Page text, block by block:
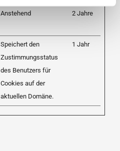
Anstehend 2 Jahre
Speichert den
Zustimmungsstatus
des Benutzers für
Cookies auf der
aktuellen Domäne.
1 Jahr